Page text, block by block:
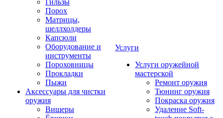
Гильзы
Порох
Матрицы,
шеллхолдеры
Капсюли
Оборудование и
инструменты
Пороховницы
Прокладки
Пыжи
Аксессуары для чистки
оружия
Вишеры
Услуги
Услуги оружейной
мастерской
Ремонт оружия
Тюнинг оружия
Покраска оружия
Удаление Soft-